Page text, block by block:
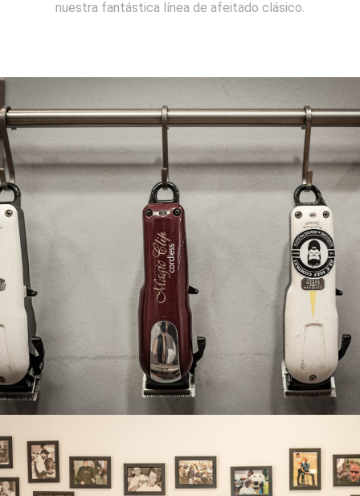
nuestra fantástica línea de afeitado clásico.